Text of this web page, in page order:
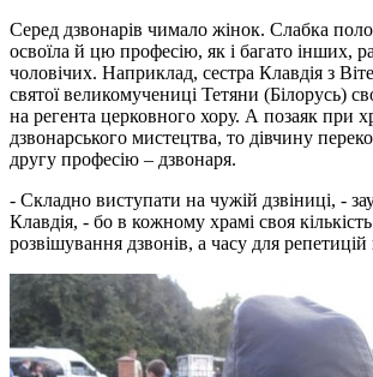
Серед дзвонарів чимало жінок. Слабка
освоїла й цю професію, як і багато інших,
чоловічих. Наприклад, сестра Клавдія з
святої великомучениці Тетяни (Білорусь)
на регента церковного хору. А позаяк при
дзвонарського мистецтва, то дівчину
другу професію – дзвонаря.
- Складно виступати на чужій дзвіниці, -
Клавдія, - бо в кожному храмі своя
розвішування дзвонів, а часу для